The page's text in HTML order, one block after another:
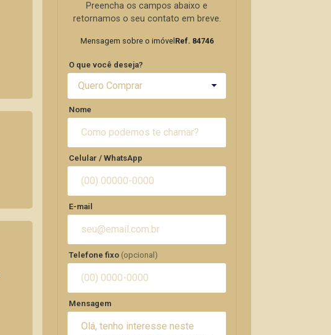
Preencha os campos abaixo e
retornamos o seu contato em breve.
Mensagem sobre o imóvel Ref. 84746
O que você deseja?
Quero Comprar
Nome
Celular / WhatsApp
E-mail
Telefone fixo (opcional)
Mensagem